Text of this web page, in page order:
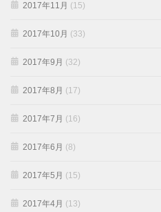
2017年11月 (15)
2017年10月 (33)
2017年9月 (32)
2017年8月 (17)
2017年7月 (16)
2017年6月 (8)
2017年5月 (15)
2017年4月 (13)